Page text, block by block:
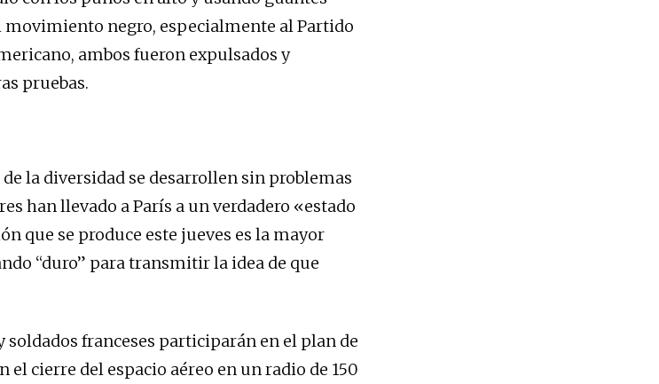
movimiento negro, especialmente al Partido
ambos fueron expulsados ​​y
pruebas.
la diversidad se desarrollen sin problemas
han llevado a París a un verdadero «estado
que se produce este jueves es la mayor
“duro” para transmitir la idea de que
soldados franceses participarán en el plan de
cierre del espacio aéreo en un radio de 150